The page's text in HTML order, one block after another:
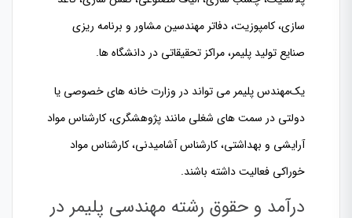
سازی، کامپوزیت، دفاتر مهندسین مشاور و برنامه ریزی
صنایعتولید پلیمر، مراکز تحقیقاتی در دانشگاه ها.
یکمهندس پلیمر می تواند در وزارت خانه های خصوصی یا
دولتی در سمت های شغلی مانند پژوهشگری، کارشناس مواد
آرایشی و بهداشتی، کارشناس آشامیدنی، کارشناس مواد
خوراکی فعالیت داشته باشند.
درآمد و حقوق رشته مهندسی پلیمر در